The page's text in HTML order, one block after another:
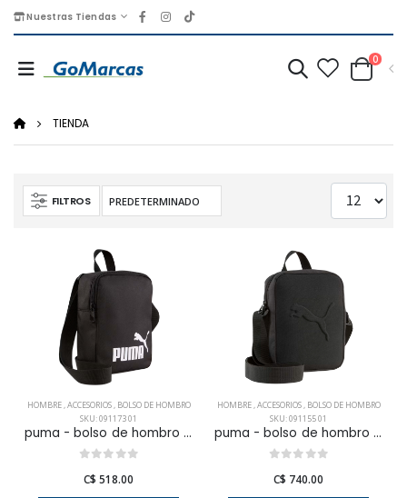
Nuestras Tiendas
0
TIENDA
FILTROS
HOMBRE,ACCESORIOS, BOLSO DE HOMBRO
SKU: 091173 01
puma - bolso de hombro puma phase portable para hombre
C$ 518.00
HOMBRE,ACCESORIOS, BOLSO DE HOMBRO
SKU: 091155 01
puma - bolso de hombro puma buzz portable para hombre
C$ 740.00